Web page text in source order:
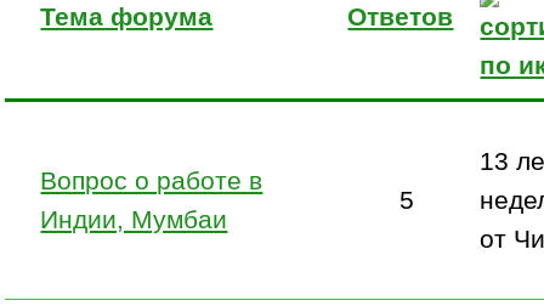
Тема форума Ответов
Вопрос о работе в
Индии, Мумбаи
5
13
от